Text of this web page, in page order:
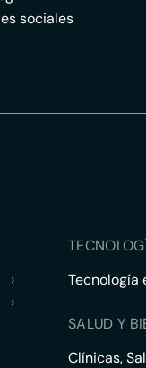
sociales
›
›
Tecnología
SALUD Y
Clínicas,